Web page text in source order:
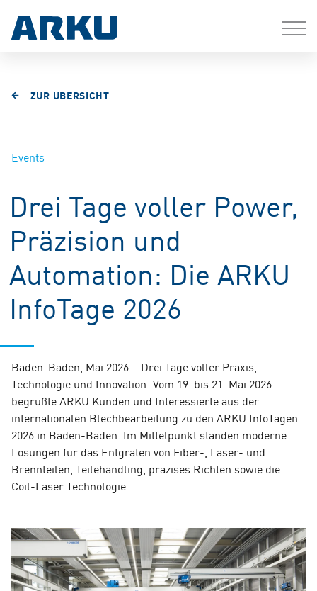
ZUR ÜBERSICHT
Events
Drei Tage voller Power,
Präzision und
Automation: Die ARKU
InfoTage 2026
Baden-Baden, Mai 2026 – Drei Tage voller Praxis,
Technologie und Innovation: Vom 19. bis 21. Mai 2026
begrüßte ARKU Kunden und Interessierte aus der
internationalen Blechbearbeitung zu den ARKU InfoTagen
2026 in Baden-Baden. Im Mittelpunkt standen moderne
Lösungen für das Entgraten von Fiber-, Laser- und
Brennteilen, Teilehandling, präzises Richten sowie die
Coil-Laser Technologie.